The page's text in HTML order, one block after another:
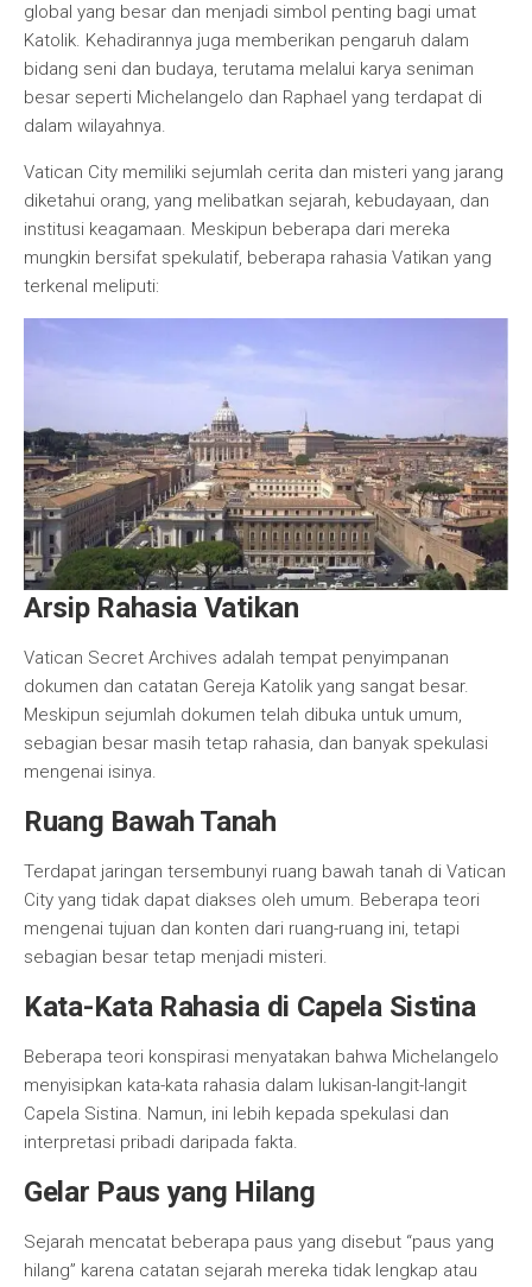
global yang besar dan menjadi simbol penting bagi umat
Katolik. Kehadirannya juga memberikan pengaruh dalam
bidang seni dan budaya, terutama melalui karya seniman
besar seperti Michelangelo dan Raphael yang terdapat di
dalam wilayahnya.
Vatican City memiliki sejumlah cerita dan misteri yang jarang
diketahui orang, yang melibatkan sejarah, kebudayaan, dan
institusi keagamaan. Meskipun beberapa dari mereka
mungkin bersifat spekulatif, beberapa rahasia Vatikan yang
terkenal meliputi:
Arsip Rahasia Vatikan
Vatican Secret Archives adalah tempat penyimpanan
dokumen dan catatan Gereja Katolik yang sangat besar.
Meskipun sejumlah dokumen telah dibuka untuk umum,
sebagian besar masih tetap rahasia, dan banyak spekulasi
mengenai isinya.
Ruang Bawah Tanah
Terdapat jaringan tersembunyi ruang bawah tanah di Vatican
City yang tidak dapat diakses oleh umum. Beberapa teori
mengenai tujuan dan konten dari ruang-ruang ini, tetapi
sebagian besar tetap menjadi misteri.
Kata-Kata Rahasia di Capela Sistina
Beberapa teori konspirasi menyatakan bahwa Michelangelo
menyisipkan kata-kata rahasia dalam lukisan-langit-langit
Capela Sistina. Namun, ini lebih kepada spekulasi dan
interpretasi pribadi daripada fakta.
Gelar Paus yang Hilang
Sejarah mencatat beberapa paus yang disebut “paus yang
hilang” karena catatan sejarah mereka tidak lengkap atau